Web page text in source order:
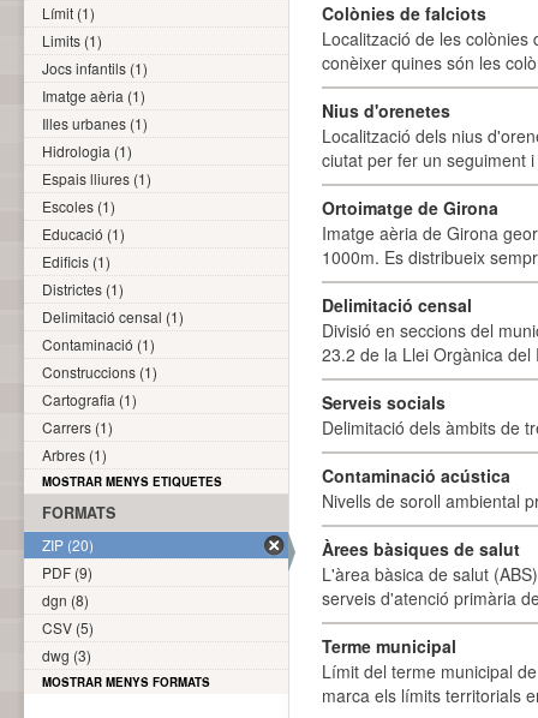
Colònies de falciots
Localització de les colònies
conèixer quines són les
Nius d'orenetes
Localització dels nius
ciutat per fer un seguiment
Ortoimatge de Girona
Imatge aèria de Girona
1000m. Es distribueix
Delimitació censal
Divisió en seccions del
23.2 de la Llei Orgànica
Serveis socials
Delimitació dels àmbits de
Contaminació acústica
Nivells de soroll ambiental
Àrees bàsiques de salut
L'àrea bàsica de salut
serveis d'atenció primària
Terme municipal
Límit del terme municipal
marca els límits territorials
Límit (1)
Limits (1)
Jocs infantils (1)
Imatge aèria (1)
Illes urbanes (1)
Hidrologia (1)
Espais lliures (1)
Escoles (1)
Educació (1)
Edificis (1)
Districtes (1)
Delimitació censal (1)
Contaminació (1)
Construccions (1)
Cartografia (1)
Carrers (1)
Arbres (1)
MOSTRAR MENYS ETIQUETES
FORMATS
ZIP (20)
PDF (9)
dgn (8)
CSV (5)
dwg (3)
MOSTRAR MENYS FORMATS